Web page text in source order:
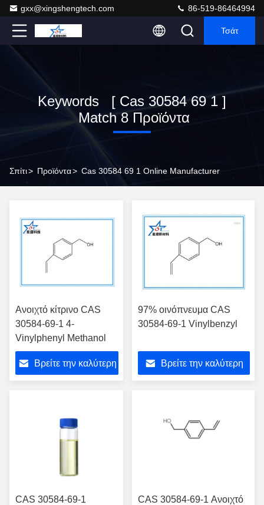
gxx@xingshengtech.com 86-519-86464994
Τσάτ
Keywords [ Cas 30584 69 1 ]
Match 8 Προϊόντα
Σπίτι> Προϊόντα> Cas 30584 69 1 Online Manufacturer
Ανοιχτό κίτρινο CAS
30584-69-1 4-
Vinylphenyl Methanol
Βρείτε την καλύτερη
97% οινόπνευμα CAS
30584-69-1 Vinylbenzyl
Βρείτε την καλύτερη
CAS 30584-69-1
CAS 30584-69-1 Ανοιχτό